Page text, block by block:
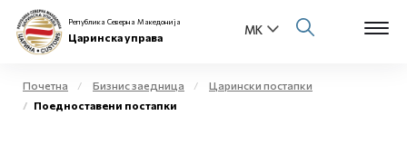
Република Северна Македонија
Царинска управа
Почетна Бизнис заедница
Царински постапки
Поедноставени постапки